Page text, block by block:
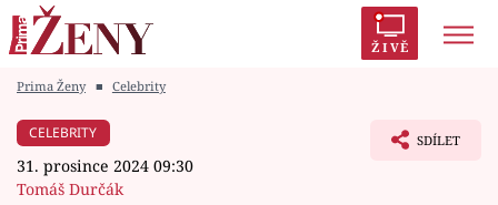
ŽIVĚ
Módní alarm
Prima Ženy ■ Celebrity
CELEBRITY
31. prosince 2024 09:30
Tomáš Durčák
SDÍLET